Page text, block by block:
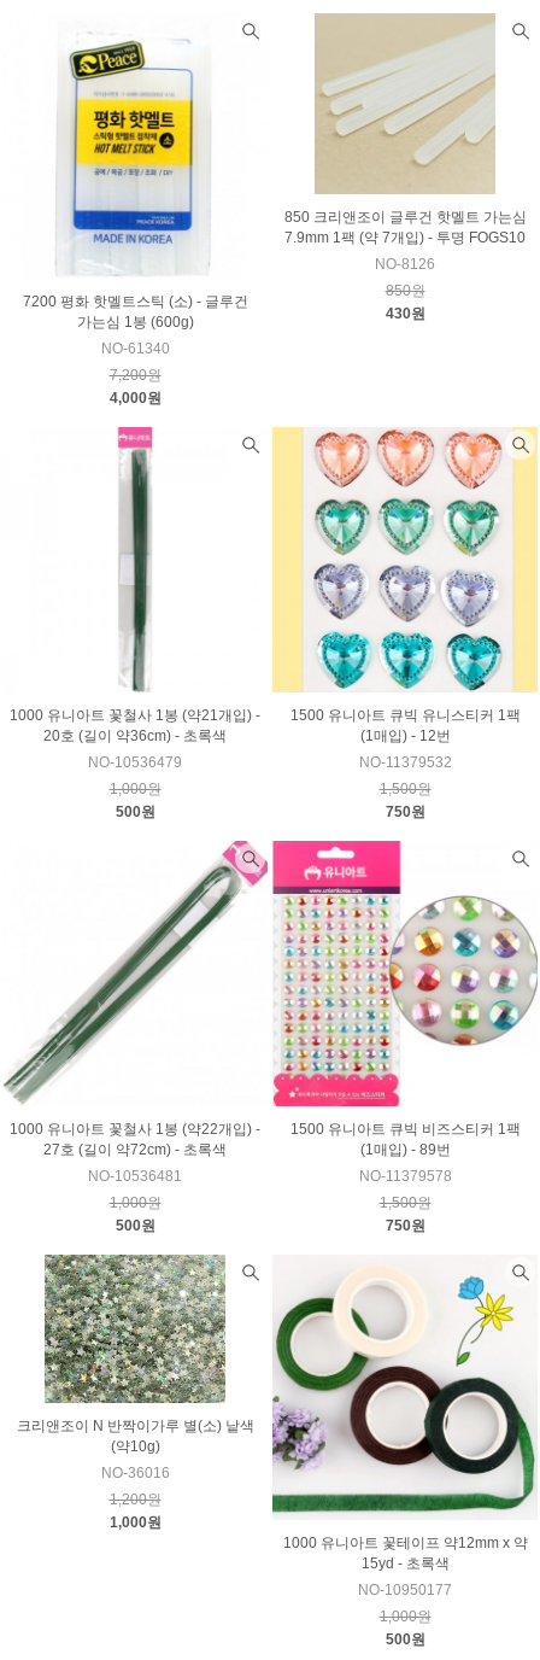
7200 평화 핫멜트스틱 (소) - 글루건
가는심 1봉 (600g)
NO-61340
7,200원
4,000원
850 크리앤조이 글루건 핫멜트 가는심
7.9mm 1팩 (약 7개입) - 투명 FOGS10
NO-8126
850원
430원
1000 유니아트 꽃철사 1봉 (약21개입) -
20호 (길이 약36cm) - 초록색
NO-10536479
1,000원
500원
1500 유니아트 큐빅 유니스티커 1팩
(1매입) - 12번
NO-11379532
1,500원
750원
1000 유니아트 꽃철사 1봉 (약22개입) -
27호 (길이 약72cm) - 초록색
NO-10536481
1,000원
500원
1500 유니아트 큐빅 비즈스티커 1팩
(1매입) - 89번
NO-11379578
1,500원
750원
크리앤조이 N 반짝이가루 별(소) 낱색
(약10g)
NO-36016
1,200원
1,000원
1000 유니아트 꽃테이프 약12mm x 약
15yd - 초록색
NO-10950177
1,000원
500원